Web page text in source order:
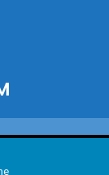
ad utilizzare